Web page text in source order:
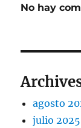
No hay
agosto
julio 2025